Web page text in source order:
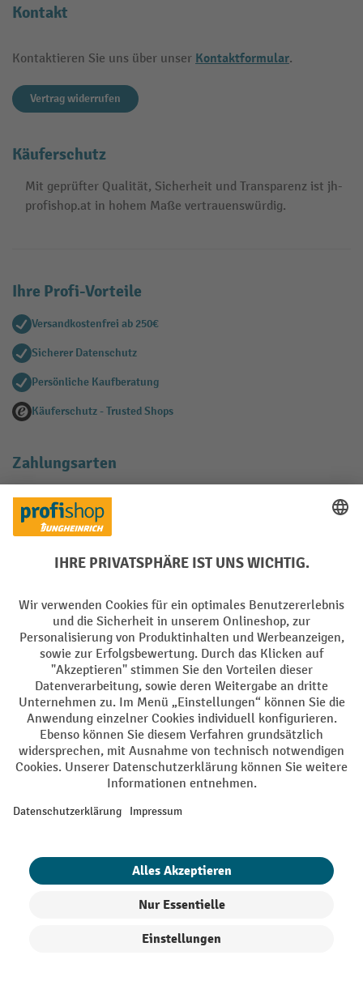
Kontakt
Kontaktieren Sie uns über unser Kontaktformular.
Vertrag widerrufen
Käuferschutz
Mit geprüfter Qualität, Sicherheit und Transparenz ist jh-
profishop.at in hohem Maße vertrauenswürdig.
Ihre Profi-Vorteile
Versandkostenfrei ab 250€
Sicherer Datenschutz
Persönliche Kaufberatung
Käuferschutz - Trusted Shops
Zahlungsarten
Creditcard (Master)
Facebook
YouTube
LinkedIn
Instagram
AGB Impressum Datenschutz
Barrierefreiheit Privacy Settings
Alle Preise exkl. gesetzl. Mehrwertsteuer zzgl.Versandkosten und ggf.
Nachnahmegebühren, wenn nicht anders angegeben.
¹ Der Rabatt gilt so lange der Vorrat reicht. Der Rabatt gilt nicht auf
Erstregistrierung für den Newsletter gewährt. Der Gutschein ist 10
Tage gültig und kann ab einem Netto-Bestellwert von 250,- € online
eingelöst werden. Die Höhe des Rabatts variiert je nach
Arbeitsschutz | 5% auf Werkstatt, Betrieb, Transport, Stapeln und